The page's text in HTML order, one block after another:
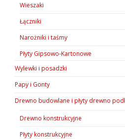
Wieszaki
Łączniki
Narożniki i taśmy
Płyty Gipsowo-Kartonowe
Wylewki i posadzki
Papy i Gonty
Drewno budowlane i płyty drewno
Drewno konstrukcyjne
Płyty konstrukcyjne